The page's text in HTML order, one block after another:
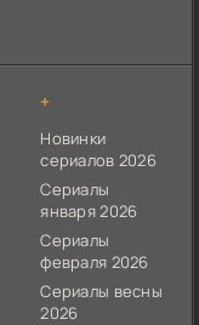
+
Новинки
сериалов 2026
Сериалы
января 2026
Сериалы
февраля 2026
Сериалы весны
2026